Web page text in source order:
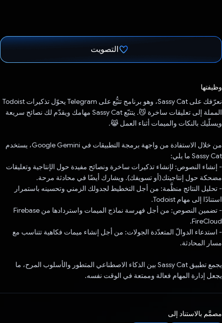
التصويت
وظيفتها
نعرّفك على Sassy Cat، وهو برنامج تتبُّع على Telegram يحوّل تذكيرات Todoist
المملة إلى تعليقات ساخرة 😼. يتتبّع Sassy Cat مهامك ويقدّم لك نصائح سريعة
ويسلّيك بالنكات والميمات أثناء العمل 😹.
من خلال الاستفادة من واجهة برمجة التطبيقات في Google Gemini، يستخدم
Sassy Cat ما يلي:
- إنشاء النصوص: لإنشاء تذكيرات ساخرة ونصائح مفيدة حول الإنتاجية وتعليقات
مضحكة حول إنتاجيتك(أو تسويفك). ويشارك أيضًا في محادثة مرحة.
- تحليل النتائج منظَّمة: من أجل التخطيط لجدولك الزمني وتحسينه باستمرار
استنادًا إلى مهام Todoist.
- تضمين النصوص: من أجل فهرسة نماذج الميمات واستردادها من Firebase
FireCloud.
- استدعاء الدوالّ المتعدّدة الجولات: من أجل إنشاء ميمات فكاهية تتناسب مع
مسار المحادثة.
يجمع تطبيق Sassy Cat بين الذكاء الاصطناعي المتطور والأسلوب المرح، ما
يجعل إدارة المهام فعالة وممتعة في الوقت نفسه.
مصمَّم بالاستناد إلى